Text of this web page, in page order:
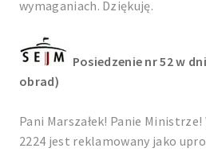
wymaganiach. Dziękuję.
Posiedzenie nr 52 w
obrad)
Pani Marszałek! Panie
2224 jest reklamowany jako